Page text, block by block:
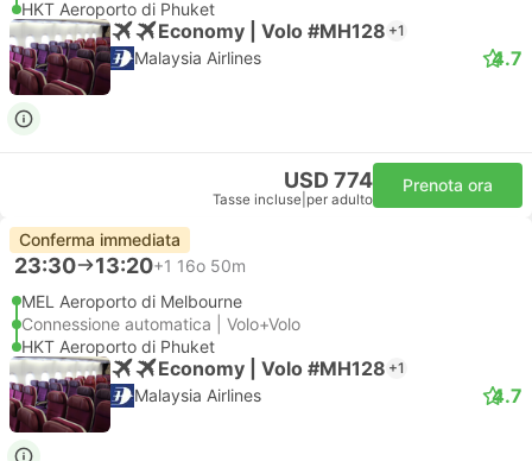
HKT Aeroporto di Phuket
Economy | Volo #MH128 +1
Malaysia Airlines 4.7
USD 774
Tasse incluse per adulto
Prenota ora
Conferma immediata
23:30 13:20+1 16o 50m
MEL Aeroporto di Melbourne
Connessione automatica | Volo+Volo
HKT Aeroporto di Phuket
Economy | Volo #MH128 +1
Malaysia Airlines 4.7